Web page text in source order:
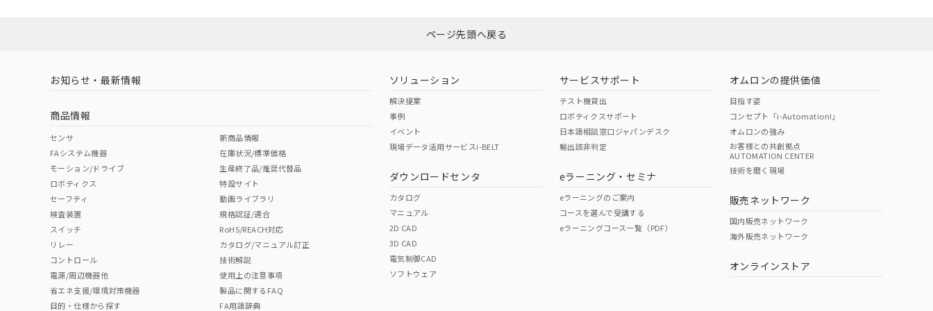
ダウンロードはこちら
中国 RoHS 注意事項・凡例
中国 RoHS表
Pb Hg Cr(VI)
O O
"対応済み"や非含有の記載がされた商品であっても、流通在庫等で未対応品が混在する可能性があります。
非含有品が必要な際は、弊社営業部門もしくは販売店へお問い合わせください。
（イギリス
（ノルウェー
（日本
（アメリカ
この製品の規格認証/適合状況ページへ
その他の認証はこちらのページからご検索ください
ページ先頭へ戻る
お知らせ・最新情報
商品情報
センサ
FAシステム機器
モーション/ドライブ
ロボティクス
セーフティ
検査装置
スイッチ
リレー
コントロール
電源/周辺機器他
省エネ支援/環境対策機器
目的・仕様から探す
新商品情報
在庫状況/標準価格
生産終了品/推奨代替品
特設サイト
動画ライブラリ
規格認証/適合
RoHS/REACH対応
カタログ/マニュアル訂正
技術解説
使用上の注意事項
製品に関するFAQ
FA用語辞典
ソリューション
解決提案
事例
イベント
現場データ活用サービスi-BELT
ダウンロードセンタ
カタログ
マニュアル
2D CAD
3D CAD
電気制御CAD
ソフトウェア
サービスサポート
テスト機貸出
ロボティクスサポート
日本語相談窓口ジャパンデスク
輸出該非判定
eラーニング・セミナ
eラーニングのご案内
コースを選んで受講する
eラーニングコース一覧（PDF）
オムロンの提供価値
目指す姿
コンセプト「i-Automation!」
オムロンの強み
お客様との共創拠点
AUTOMATION CENTER
技術を磨く現場
販売ネットワーク
国内販売ネットワーク
海外販売ネットワーク
オンラインストア